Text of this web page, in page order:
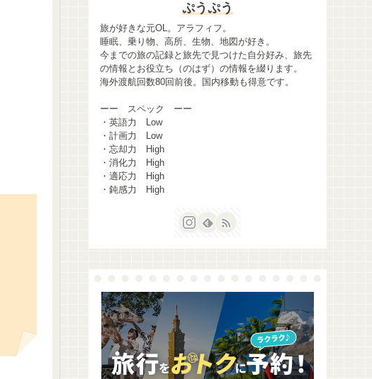
ぷうぷう
旅が好きな元OL。アラフィフ。
睡眠、乗り物、高所、生物、地図が好き。
今までの旅の記録と旅先で見つけた自分好み、旅先
の情報とお役立ち（のはず）の情報を綴ります。
海外渡航回数80回前後。国内移動も得意です。
ーー スペック ーー
・英語力 Low
・計画力 Low
・忘却力 High
・消化力 High
・適応力 High
・鈍感力 High